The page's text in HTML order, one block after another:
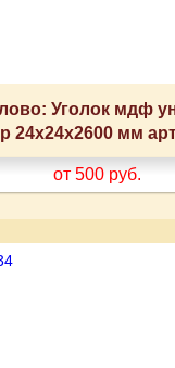
Уголок мдф
24x24x2600 мм
от 500 руб.